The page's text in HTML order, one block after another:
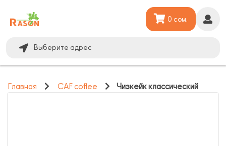
Выберите адрес
0 сом.
Главная CAF coffee Чизкейк классический